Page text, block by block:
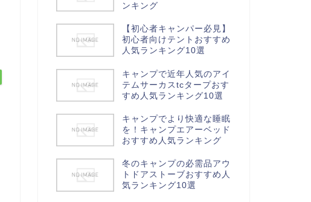
ンキング
【初心者キャンパー必見】
初心者向けテントおすすめ
人気ランキング10選
キャンプで近年人気のアイ
テムサーカスtcタープおす
すめ人気ランキング10選
キャンプでより快適な睡眠
を！キャンプエアーベッド
おすすめ人気ランキング
冬のキャンプの必需品アウ
トドアストーブおすすめ人
気ランキング10選